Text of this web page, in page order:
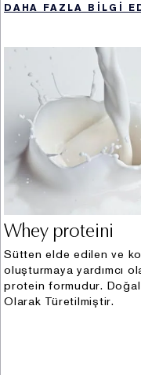
DAHA FAZLA BİLGİ
Whey proteini
Sütten elde edilen ve
oluşturmaya yardımcı
protein formudur. Doğal
Olarak Türetilmiştir.
aşması halinde, her
alınacaktır.
ortamında
ortamının
Veri Sorumlusu :
Posta adresi :
Caddesi, Dış Kapı
İç Kapı No: 376
E- posta adresi :